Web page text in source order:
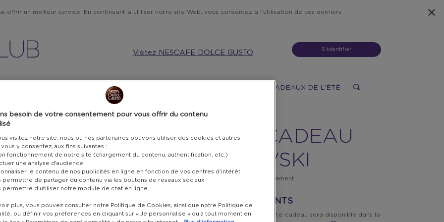
offrir un meilleur service. En continuant à utiliser notre site Web, vous consentez à l'utilisation de ces derniers.
Visitez NESCAFE DOLCE GUSTO S'identifier
CUISINE CADEAUX DE L'ÉTÉ
CARTE CADEAU
SWAROVSKI
Remboursable en ligne uniquement
11 000 - 27 500 POINTS
Après l’achat, votre carte-cadeau sera disponible dans la
besoin de votre consentement pour vous offrir du contenu
visitez notre site, nous ou nos partenaires pouvons utiliser des cookies et autres
y consentez, aux fins suivantes :
fonctionnement de notre site (chargement du contenu, authentification, etc.)
une analyse d'audience
le contenu de nos publicités en ligne en fonction de vos centres d'intérêt
permettre de partager du contenu via les boutons de réseaux sociaux
permettre d'utiliser notre module de chat en ligne
plus, vous pouvez consulter notre Politique de Cookies, ainsi que notre Politique de
ou définir vos préférences en cliquant sur « Je personnalise » ou à tout moment en